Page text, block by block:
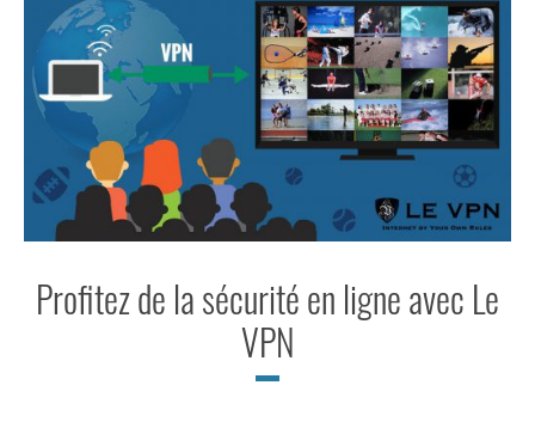
Profitez de la sécurité en ligne avec Le
VPN